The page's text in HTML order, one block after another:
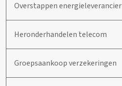
Overstappen energieleverancier
Heronderhandelen telecom
Groepsaankoop verzekeringen